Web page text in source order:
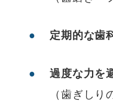
定期的な歯
過度な力を
（歯ぎしり